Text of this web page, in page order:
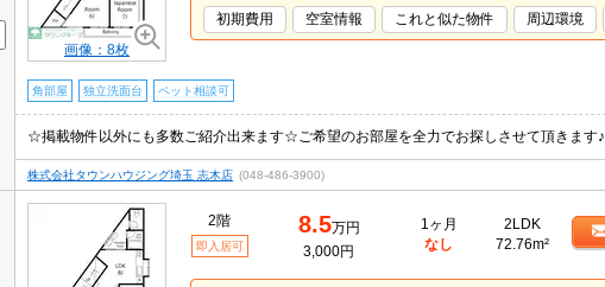
画像：8枚
初期費用
空室情報 これと似た物件 周辺環境
角部屋 独立洗面台 ペット相談可
☆掲載物件以外にも多数ご紹介出来ます☆ご希望のお部屋を全力でお探しさせて頂きます♪
株式会社タウンハウジング埼玉 志木店 (048-486-3900)
2階
即入居可
8.5万円
3,000円
1ヶ月
なし
2LDK
72.76m²